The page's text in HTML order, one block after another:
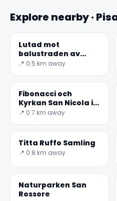
Explore nearby ·
Lutad mot
balustraden av
Lungarno
utsikt över floden
vid punkt f
📍 0.5 km away
Fibonacci och
Kyrkan San Nicola i
Pisa
📍 0.7 km away
Titta Ruffo Samling
📍 0.8 km away
Naturparken San
Rossore
🏆🏆 #1 Trip
Rated best travel app